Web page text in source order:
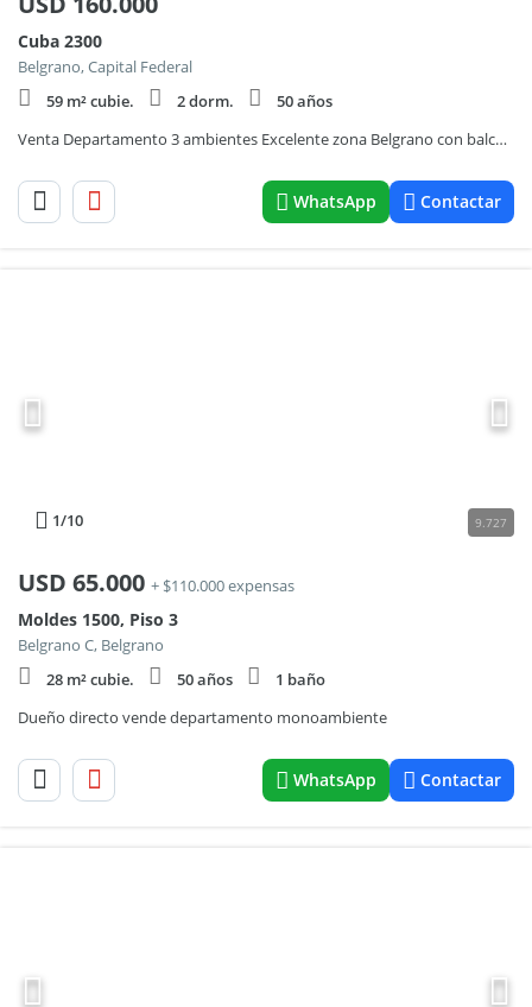
Cuba 2300
Belgrano, Capital Federal
59 m² cubie.
2 dorm.
50 años
Venta Departamento 3 ambientes Excelente zona Belgrano con balcón Terraza
WhatsApp Contactar
1/10 9.727
USD 65.000 + $110.000 expensas
Moldes 1500, Piso 3
Belgrano C, Belgrano
28 m² cubie.
50 años
1 baño
Dueño directo vende departamento monoambiente
WhatsApp Contactar